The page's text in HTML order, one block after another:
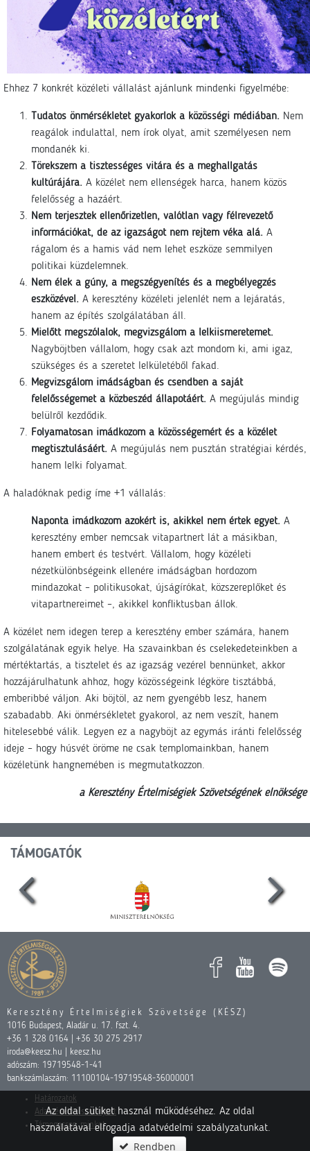
Ehhez 7 konkrét közéleti vállalást ajánlunk mindenki figyelmébe:
Tudatos önmérsékletet gyakorlok a közösségi médiában. Nem
reagálok indulattal, nem írok olyat, amit személyesen nem
mondanék ki.
Törekszem a tisztességes vitára és a meghallgatás
kultúrájára. A közélet nem ellenségek harca, hanem közös
felelősség a hazáért.
Nem terjesztek ellenőrizetlen, valótlan vagy félrevezető
információkat, de az igazságot nem rejtem véka alá. A
rágalom és a hamis vád nem lehet eszköze semmilyen
politikai küzdelemnek.
Nem élek a gúny, a megszégyenítés és a megbélyegzés
eszközével. A keresztény közéleti jelenlét nem a lejáratás,
hanem az építés szolgálatában áll.
Mielőtt megszólalok, megvizsgálom a lelkiismeretemet.
Nagyböjtben vállalom, hogy csak azt mondom ki, ami igaz,
szükséges és a szeretet lelkületéből fakad.
Megvizsgálom imádságban és csendben a saját
felelősségemet a közbeszéd állapotáért. A megújulás mindig
belülről kezdődik.
Folyamatosan imádkozom a közösségemért és a közélet
megtisztulásáért. A megújulás nem pusztán stratégiai kérdés,
hanem lelki folyamat.
A haladóknak pedig íme +1 vállalás:
Naponta imádkozom azokért is, akikkel nem értek egyet. A
keresztény ember nemcsak vitapartnert lát a másikban,
hanem embert és testvért. Vállalom, hogy közéleti
nézetkülönbségeink ellenére imádságban hordozom
mindazokat – politikusokat, újságírókat, közszereplőket és
vitapartnereimet –, akikkel konfliktusban állok.
A közélet nem idegen terep a keresztény ember számára, hanem
szolgálatának egyik helye. Ha szavainkban és cselekedeteinkben a
mértéktartás, a tisztelet és az igazság vezérel bennünket, akkor
hozzájárulhatunk ahhoz, hogy közösségeink légköre tisztábbá,
emberibbé váljon. Aki böjtöl, az nem gyengébb lesz, hanem
szabadabb. Aki önmérsékletet gyakorol, az nem veszít, hanem
hitelesebbé válik. Legyen ez a nagyböjt az egymás iránti felelősség
ideje – hogy húsvét öröme ne csak templomainkban, hanem
közéletünk hangnemében is megmutatkozzon.
a Keresztény Értelmiségiek Szövetségének elnöksége
TÁMOGATÓK
Keresztény Értelmiségiek Szövetsége (KÉSZ)
1016 Budapest, Aladár u. 17. fszt. 4.
+36 1 328 0164 | +36 30 275 2917
iroda@keesz.hu | keesz.hu
adószám: 19719548-1-41
bankszámlaszám: 11100104-19719548-36000001
Határozatok
Adatvédelmi szabályzat
Támogasson minket
Az oldal sütiket használ működéséhez. Az oldal
használatával elfogadja adatvédelmi szabályzatunkat.
Rendben